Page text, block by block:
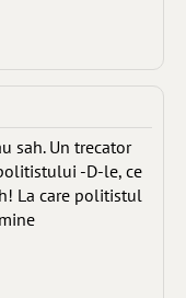
sah. Un trecator
-D-le, ce
La care politistul